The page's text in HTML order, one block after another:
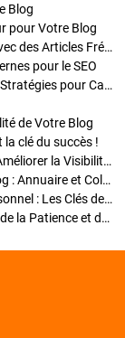
Blog
pour Votre Blog
Stratégies de Publication : Boostez Votre Blog avec des Articles Fréquents et Exclusifs
pour le SEO
Enrichir Vos Articles avec des Contenus Riches : Stratégies pour Captiver et Optimiser
de Votre Blog
clé du succès !
Optimisation SEO des Articles : Stratégies pour Améliorer la Visibilité de Votre Blog
Stratégies pour améliorer la visibilité de votre Blog : Annuaire et Collaborations
Pourquoi Investir dans un Nom de Domaine Personnel : Les Clés de la Réussite de Votre Blog
Comment Faire Émerger Votre Blog : Le Pouvoir de la Patience et de la Persévérance